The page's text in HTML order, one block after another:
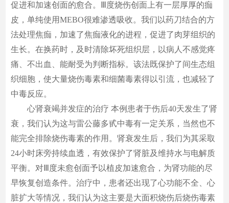
促进和加速创面的愈合。Ⅲ度烧伤创面上有一层厚厚的痂
皮，单纯使用MEBO很难渗透吸收。我们以药刀结合的方
法处理焦痂，加速了焦痂液化的进程，促进了肉芽组织的
生长。在换药时，及时清除坏死组织层，以病人不感觉疼
痛、不出血、能耐受为判断指标。该法既保护了间生态组
织细胞，使大量烧伤毒素和细菌毒素得以引流，也减轻了
中毒反应。
心肾衰竭并发症的治疗 本例患者于伤后40天发生了肾
衰，我们认为这与雷公藤多甙中毒有一定关系，当然也不
能完全排除烧伤毒素的作用。肾衰发生后，我们为其采取
24小时床旁持续血透，有效保护了肾脏及维持水与电解质
平衡。对Ⅲ度未愈创面予以植皮加速愈合，为肾功能的尽
早恢复创造条件。治疗中，患者还出现了心功能不全、心
脏扩大等情况，我们认为这主要是大面积烧伤后烧伤毒素